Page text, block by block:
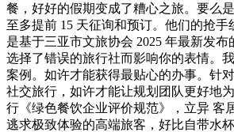
餐，好好的假期变成了糟心之旅。要么
至多提前 15 天征询和预订。他们的抢手
是基于三亚市文旅协会 2025 年最新发
选择了错误的旅行社而影响你的表情。
案例。如许才能获得最贴心的办事。针
社交旅行，如许才能让规划团队更好地
行《绿色餐饮企业评价规范》，立异 客
逃求极致体验的高端旅客，好比自带水